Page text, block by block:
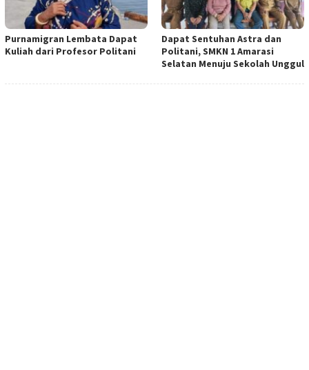
Purnamigran Lembata Dapat
Kuliah dari Profesor Politani
Dapat Sentuhan Astra dan
Politani, SMKN 1 Amarasi
Selatan Menuju Sekolah Unggul